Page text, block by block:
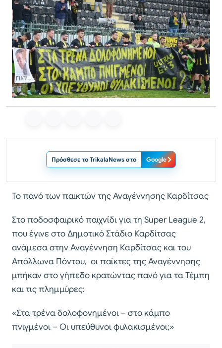
Πρόσθεσε το TrikalaNews στο Google
Το πανό των παικτών της Αναγέννησης Καρδίτσας
Στο ποδοσφαιρικό παιχνίδι για τη Super League 2,
που έγινε στο Δημοτικό Στάδιο Καρδίτσας
ανάμεσα στην Αναγέννηση Καρδίτσας και του
Απόλλωνα Πόντου, οι παίκτες της Αναγέννησης
μπήκαν στο γήπεδο κρατώντας πανό για τα Τέμπη
και τις πλημμύρες:
«Στα τρένα δολοφονημένοι – στο κάμπο
πνιγμένοι – Οι υπεύθυνοι φυλακισμένοι;»